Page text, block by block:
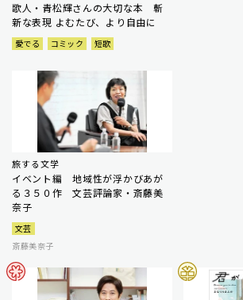
歌人・青松輝さんの大切な本 斬
新な表現 よむたび、より自由に
愛でる コミック 短歌
旅する文学
イベント編 地域性が浮かびあが
る３５０作 文芸評論家・斎藤美
奈子
文芸
斎藤美奈子